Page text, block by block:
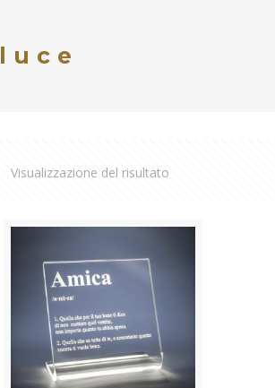
luce
Visualizzazione del risultato